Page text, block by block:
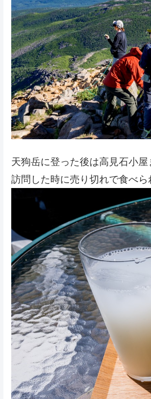
天狗岳に登った後は高見石小
訪問した時に売り切れで食べら